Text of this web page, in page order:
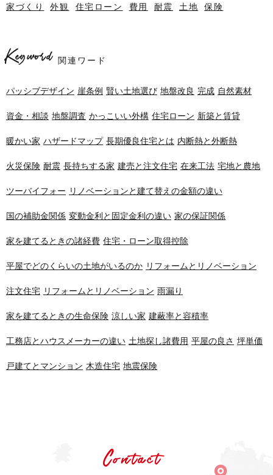
家づくり 外観 住宅ローン 費用 耐震 土地 保険
Keyword 関連ワード
パッシブデザイン 崖条例 賢い土地選び 地盤改良 完成 自然素材
資金・相談 地盤調査 かっこいい外構 住宅ローン 新築と賃貸
暖かい家 ハザードマップ 長期優良住宅とは 内断熱と外断熱
火災保険 耐震 長持ちする家 建売と注文住宅 在来工法 宅地と農地
ツーバイフォー リノベーションと建て替えの金額の違い
国の補助金関係 変動金利と固定金利の違い 家の保証関係
家を建てるときの諸経費 住宅・ローン取得控除
平屋でどのくらいの土地がいるのか リフォームとリノベーション
注文住宅 リフォームとリノベーション 雨漏り
家を建てるときの生命保険 涼しい家 建蔽率と容積率
工務店とハウスメーカーの違い 土地探し諸費用 平屋の良さ 坪単価
戸建てとマンション 木造住宅 地震保険
Contact